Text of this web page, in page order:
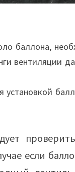
баллона,
вентиляции
установкой
если